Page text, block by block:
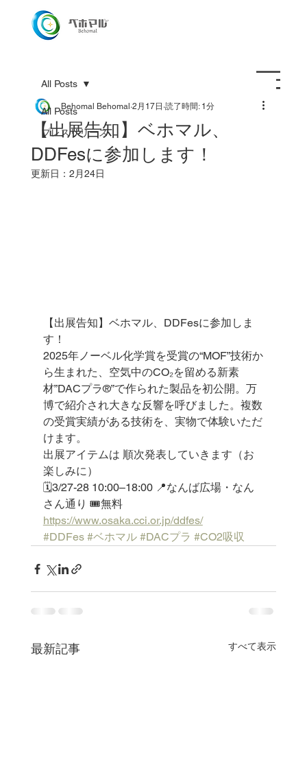
All Posts
プレスリリース
All Posts
【出展告知】ベホマル、
DDFesに参加します！
Behomal Behomal 2月17日 読了時間: 1分
更新日： 2月24日
【出展告知】ベホマル、DDFesに参加しま
す！
2025年ノーベル化学賞を受賞の“MOF”技術か
ら生まれた、空気中のCO₂を留める新素
材”DACプラ®️”で作られた製品を初公開。万
博で紹介され大きな反響を呼びました。複数
の受賞実績がある技術を、実物で体験いただ
けます。
出展アイテムは 順次発表していきます（お
楽しみに）
🗓️3/27-28 10:00–18:00 📍なんば広場・なん
さん通り 🎟️無料
https://www.osaka.cci.or.jp/ddfes/
#DDFes #ベホマル #DACプラ #CO2吸収
最新記事 すべて表示